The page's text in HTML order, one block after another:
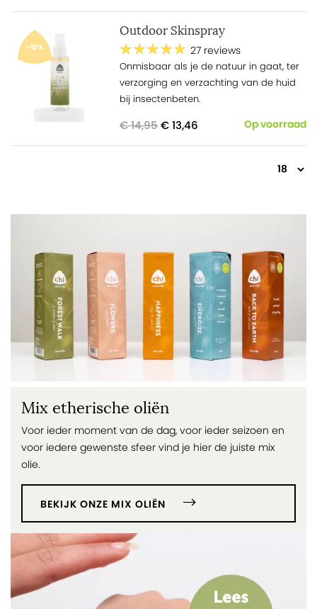
-10%
Outdoor Skinspray
27 reviews
Onmisbaar als je de natuur in gaat, ter
verzorging en verzachting van de huid
bij insectenbeten.
€ 14,95€ 13,46 Op voorraad
Mix etherische oliën
Voor ieder moment van de dag, voor ieder seizoen en
voor iedere gewenste sfeer vind je hier de juiste mix
olie.
BEKIJK ONZE MIX OLIËN